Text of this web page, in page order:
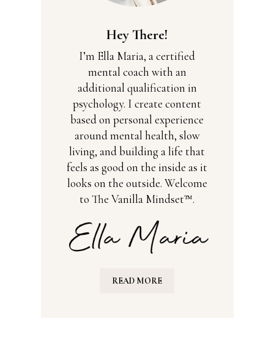
Hey There!
I’m Ella Maria, a certified
mental coach with an
additional qualification in
psychology. I create content
based on personal experience
around mental health, slow
living, and building a life that
feels as good on the inside as it
looks on the outside. Welcome
to The Vanilla Mindset™.
READ MORE